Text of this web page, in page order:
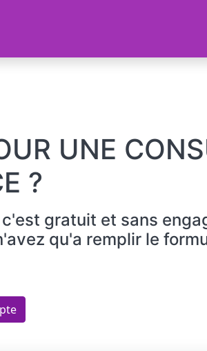
UNE
?
gratuit et sans
qu'a remplir le